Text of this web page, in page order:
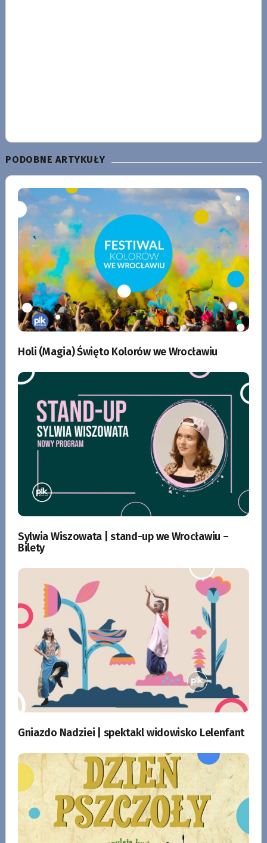
PODOBNE ARTYKUŁY
Holi (Magia) Święto Kolorów we Wrocławiu
Sylwia Wiszowata | stand-up we Wrocławiu –
Bilety
Gniazdo Nadziei | spektakl widowisko Lelenfant